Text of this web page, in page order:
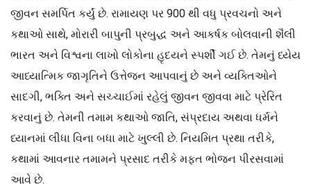
જીવન સમર્પિત કર્યું છે. રામાયણ પર 900 થી વધુ પ્રવચનો અને
કથાઓ સાથે, મોરારી બાપુની પ્રબુદ્ધ અને આકર્ષક બોલવાની શૈલી
ભારત અને વિશ્વના લાખો લોકોના હૃદયને સ્પર્શી ગઈ છે. તેમનું ધ્યેય
આધ્યાત્મિક જાગૃતિને ઉત્તેજન આપવાનું છે અને વ્યક્તિઓને
સાદગી, ભક્તિ અને સચ્ચાઈમાં રહેલું જીવન જીવવા માટે પ્રેરિત
કરવાનું છે. તેમની તમામ કથાઓ જાતિ, સંપ્રદાય અથવા ધર્મને
ધ્યાનમાં લીધા વિના બધા માટે ખુલ્લી છે. નિયમિત પ્રથા તરીકે,
કથામાં આવનાર તમામને પ્રસાદ તરીકે મફત ભોજન પીરસવામાં
આવે છે.